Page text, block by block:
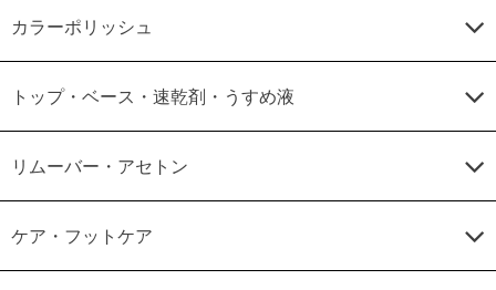
カラーポリッシュ
トップ・ベース・速乾剤・うすめ液
リムーバー・アセトン
ケア・フットケア